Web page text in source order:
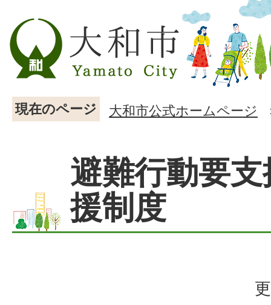
現在のページ 大和市公式ホームページ
避難行動要
援制度